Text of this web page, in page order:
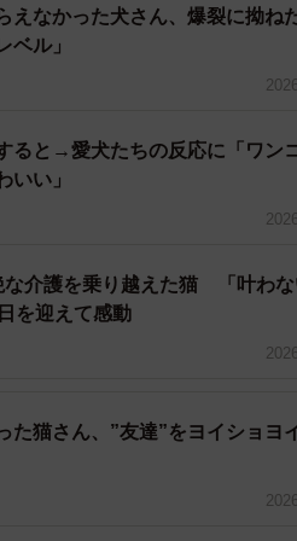
（hinatabocco.kさん提供）
去勢手術を終え、お外に戻
ーちゃんと付けられたそうです
め5匹の子たちを連れて行きまし
えなかった犬さん、爆裂に拗ね
ベル」
ると→愛犬たちの反応に「ワン
いい」
な介護を乗り越えた猫 「叶わ
を迎えて感動
猫さん、”友達”をヨイショヨ